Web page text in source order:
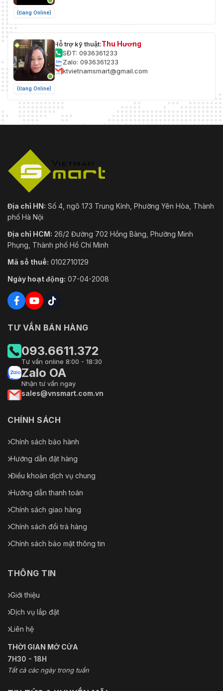
(Đang Online)
(Đang Online)
Hỗ trợ kỹ thuật:Thu Hương
SĐT: 0936361233
Zalo: 0936361233
ktvietnamsmart@gmail.com
Địa chỉ HN: Số 4, ngõ 173 Trung Kính, Phường Yên Hòa, Thành
phố Hà Nội
Địa chỉ HCM: 26/2 Đường 702 Hồng Bàng, Phường Minh
Phụng, Thành phố Hồ Chí Minh
Mã số thuế: 0102710129
Ngày hoạt động: 07-04-2008
TƯ VẤN BÁN HÀNG
093.6611.372
Tư vấn online 8:00 - 18:30
Zalo OA
Nhận tư vấn ngay
sales@vnsmart.com.vn
CHÍNH SÁCH
Chính sách bảo hành
Hướng dẫn đặt hàng
Điều khoản dịch vụ chung
Hướng dẫn thanh toán
Chính sách giao hàng
Chính sách đổi trả hàng
Chính sách bảo mật thông tin
THÔNG TIN
Giới thiệu
Dịch vụ lắp đặt
Liên hệ
THỜI GIAN MỞ CỬA
7H30 - 18H
Tất cả các ngày trong tuần